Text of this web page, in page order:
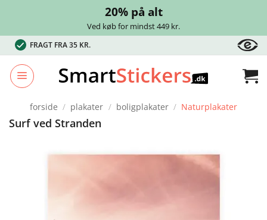
20% på alt
Ved køb for mindst 449 kr.
Fortsæt
til
indhold
FRAGT FRA 35 KR.
forside / plakater / boligplakater / Naturplakater
Surf ved Stranden